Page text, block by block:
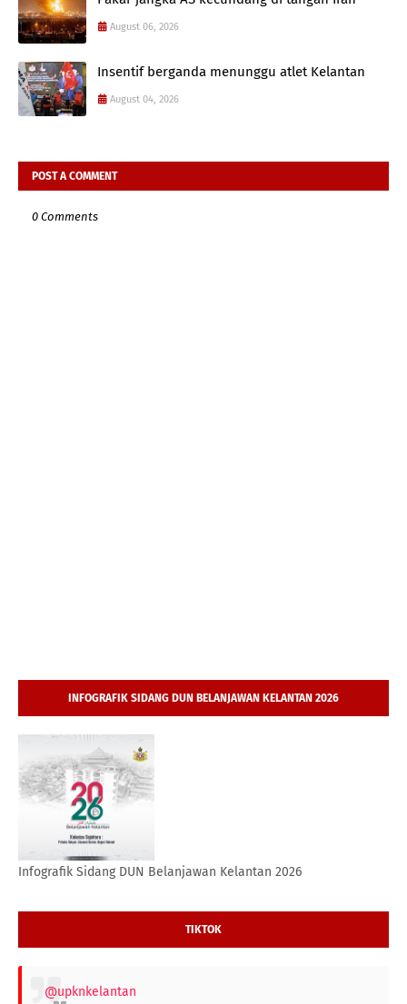
August 06, 2026
Insentif berganda menunggu atlet Kelantan
August 04, 2026
POST A COMMENT
0 Comments
INFOGRAFIK SIDANG DUN BELANJAWAN KELANTAN 2026
Infografik Sidang DUN Belanjawan Kelantan 2026
TIKTOK
@upknkelantan